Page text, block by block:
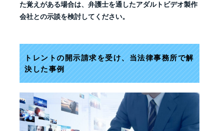
た覚えがある場合は、弁護士を通したアダルトビデオ製作
会社との示談を検討してください。
トレントの開示請求を受け、当法律事務所で解
決した事例